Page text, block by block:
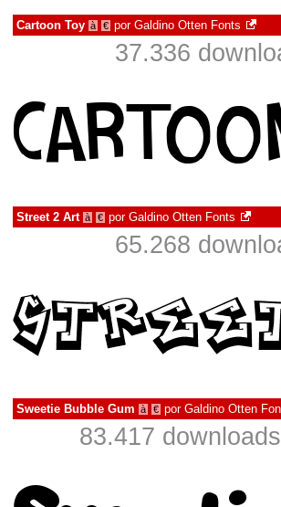
Cartoon Toy à € por Galdino Otten Fonts
37.336
Street 2 Art à € por Galdino Otten Fonts
65.268
Sweetie Bubble Gum à € por Galdino Otten
83.417